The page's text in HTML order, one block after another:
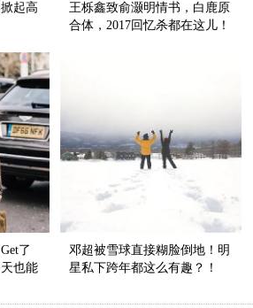
起高
王栎鑫致俞灏明情书，白鹿原
合体，2017回忆杀都在这儿！
了
也能
邓超被雪球直接糊脸倒地！明
星私下跨年都这么有趣？！